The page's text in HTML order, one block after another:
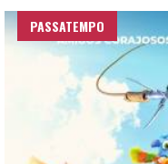
PASSATEMPO